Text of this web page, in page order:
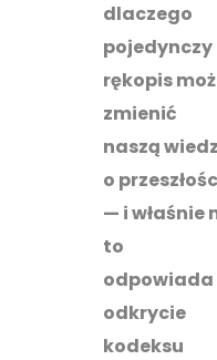
dlaczego
pojedynczy
rękopis
zmienić
naszą
o
— i właśnie
to
odpowiada
odkrycie
kodeksu